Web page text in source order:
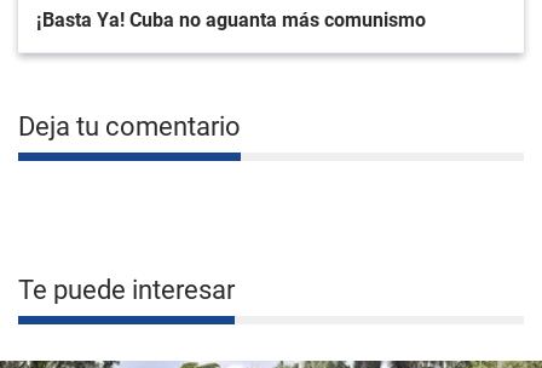
¡Basta Ya! Cuba no aguanta más comunismo
Deja tu comentario
Te puede interesar